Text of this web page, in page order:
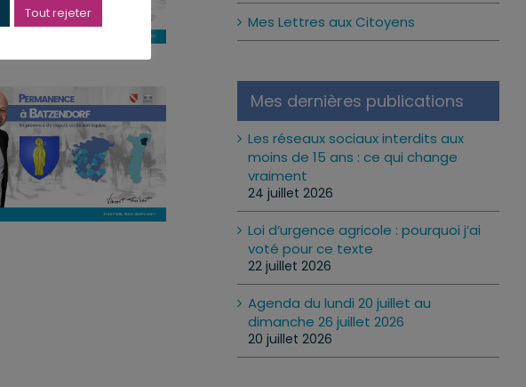
Mes Lettres aux Citoyens
Mes dernières publications
Les réseaux sociaux interdits aux
moins de 15 ans : ce qui change
vraiment
24 juillet 2026
Loi d’urgence agricole : pourquoi j’ai
voté pour ce texte
22 juillet 2026
Agenda du lundi 20 juillet au
dimanche 26 juillet 2026
20 juillet 2026
Tout rejeter